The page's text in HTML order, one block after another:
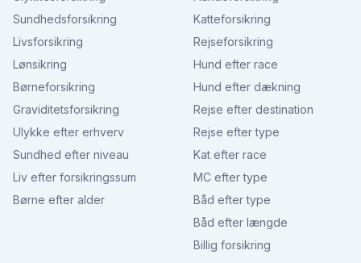
Sundhedsforsikring
Livsforsikring
Lønsikring
Børneforsikring
Graviditetsforsikring
Ulykke efter erhverv
Sundhed efter niveau
Liv efter forsikringssum
Børne efter alder
Katteforsikring
Rejseforsikring
Hund efter race
Hund efter dækning
Rejse efter destination
Rejse efter type
Kat efter race
MC efter type
Båd efter type
Båd efter længde
Billig forsikring